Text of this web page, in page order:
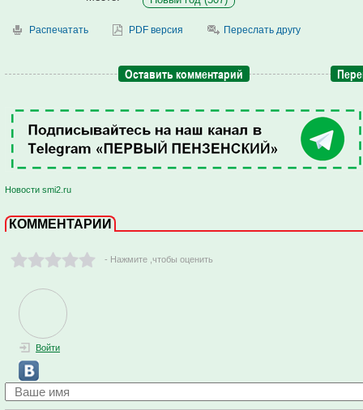
Распечатать PDF версия Переслать другу
Оставить комментарий
Новости smi2.ru
КОММЕНТАРИИ
- Нажмите ,чтобы оценить
Войти